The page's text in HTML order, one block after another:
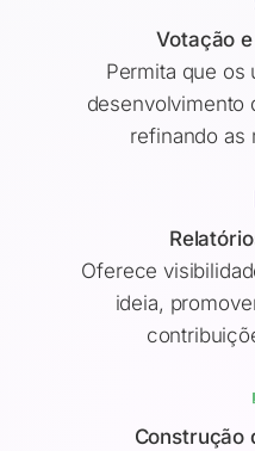
Votação
Permita que os
desenvolvimento
refinando as
Oferece
ideia,
Construção